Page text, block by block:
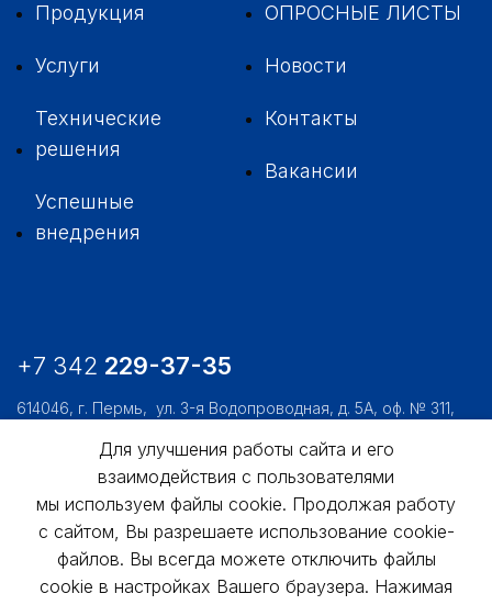
Продукция
Услуги
Технические
решения
Успешные
внедрения
ОПРОСНЫЕ ЛИСТЫ
Новости
Контакты
Вакансии
+7 342 229-37-35
614046, г. Пермь, ул. 3-я Водопроводная, д. 5А, оф. № 311,
usk@usk.perm.ru
Обратная связь
Для улучшения работы сайта и его
взаимодействия с пользователями
мы используем файлы cookie. Продолжая работу
с сайтом, Вы разрешаете использование cookie-
файлов. Вы всегда можете отключить файлы
cookie в настройках Вашего браузера. Нажимая